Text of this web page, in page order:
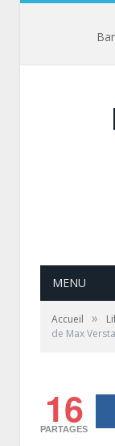
MENU
Accueil »
de Max
16
PARTAGES